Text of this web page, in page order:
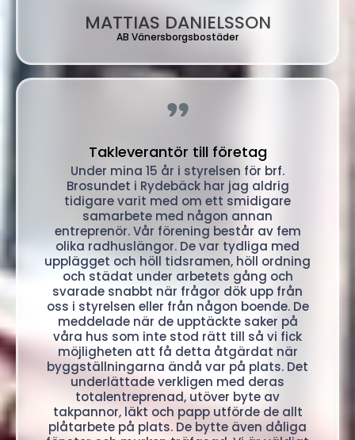
MATTIAS DANIELSSON
AB Vänersborgsbostäder
"
Takleverantör till företag
Under mina 15 år i styrelsen för brf.
Brosundet i Rydebäck har jag aldrig
tidigare varit med om ett smidigare
samarbete med någon annan
entreprenör. Vår förening består av fem
olika radhuslängor. De var tydliga med
upplägget och höll tidsramen, höll ordning
och städat under arbetets gång och
svarade snabbt när frågor dök upp från
oss i styrelsen eller från någon boende. De
meddelade när de upptäckte saker på
våra hus som inte stod rätt till så vi fick
möjligheten att få detta åtgärdat när
byggställningarna ändå var på plats. Det
underlättade verkligen med deras
totalentreprenad, utöver byte av
takpannor, läkt och papp utförde de allt
plåtarbete på plats. De bytte även dåliga